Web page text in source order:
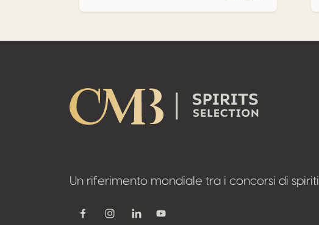
Un riferimento mondiale tra i concorsi di spiriti
FacebookInstagramLinkedinYoutube